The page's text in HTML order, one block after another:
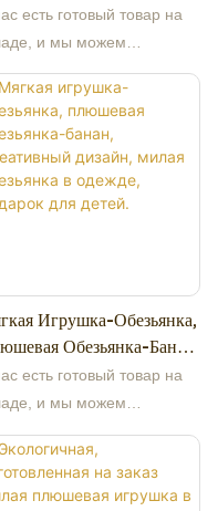
добро
делает нас лучшим
для вас и очень
деловым
среди многих
компаний. Если у
Из Мягкого Хлопка,
Игрушка Для
есть готовый товар на
и мы можем
недорогие
Наша компания
на
игрушках,
дизайне,
13 лет работы на
Поддерживаем
образцов по
добро
делает нас лучшим
для вас и очень
Игрушка-Обезьянка,
Обезьянка-Банан,
Дизайн, Милая
В Одежде,
есть готовый товар на
и мы можем
Наша компания